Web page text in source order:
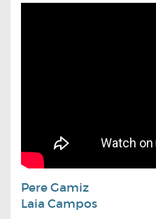
Pere Gamiz
Laia Campos